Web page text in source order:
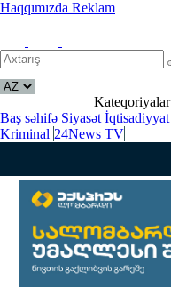
Haqqımızda Reklam
Kateqoriyalar
Baş səhifə Siyasət İqtisadiyyat
Kriminal 24News TV